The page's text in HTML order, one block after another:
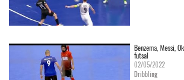
Benzema, Messi,
futsal
02/05/2022
Dribbling